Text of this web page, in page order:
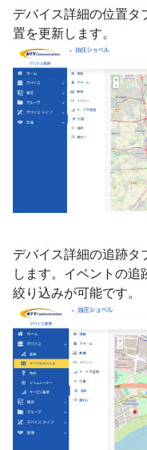
デバイス詳細の位置タ
置を更新します。
デバイス詳細の追跡タ
します。イベントの
絞り込みが可能です。